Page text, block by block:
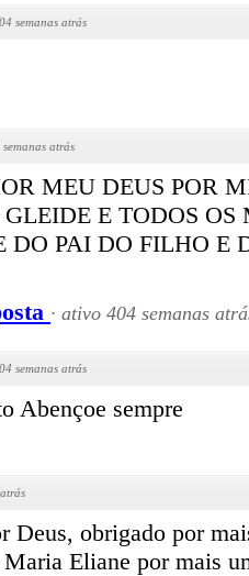
semanas atrás
atrás
MEU DEUS POR
E TODOS OS
PAI DO FILHO E
· ativo 404 semanas
semanas atrás
Abençoe sempre
Deus, obrigado por
Eliane por mais